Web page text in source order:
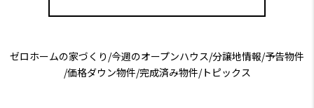
ゼロホームの家づくり /今週のオープンハウス/分譲地情報/予告物件
/価格ダウン物件/完成済み物件/トピックス